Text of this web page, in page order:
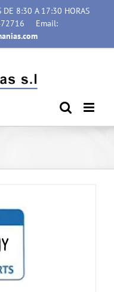
DE 8:30 A 17:30 HORAS
Email: